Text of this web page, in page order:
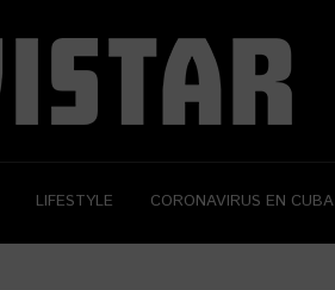
LIFESTYLE CORONAVIRUS EN CUBA